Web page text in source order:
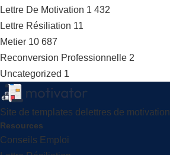
Lettre De Motivation 1 432
Lettre Résiliation 11
Metier 10 687
Reconversion Professionnelle 2
Uncategorized 1
Site de templates delettres de motivation
Resources
Conseils Emploi